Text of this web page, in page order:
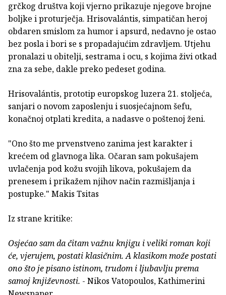
grčkog društva koji vjerno prikazuje njegove brojne
boljke i proturječja. Hrisovalántis, simpatičan heroj
obdaren smislom za humor i apsurd, nedavno je ostao
bez posla i bori se s propadajućim zdravljem. Utjehu
pronalazi u obitelji, sestrama i ocu, s kojima živi otkad
zna za sebe, dakle preko pedeset godina.
Hrisovalántis, prototip europskog luzera 21. stoljeća,
sanjari o novom zaposlenju i suosjećajnom šefu,
konačnoj otplati kredita, a nadasve o poštenoj ženi.
"Ono što me prvenstveno zanima jest karakter i
krećem od glavnoga lika. Očaran sam pokušajem
uvlačenja pod kožu svojih likova, pokušajem da
prenesem i prikažem njihov način razmišljanja i
postupke." Makis Tsitas
Iz strane kritike:
Osjećao sam da čitam važnu knjigu i veliki roman koji
će, vjerujem, postati klasičnim. A klasikom može postati
ono što je pisano istinom, trudom i ljubavlju prema
samoj književnosti. - Nikos Vatopoulos, Kathimerini